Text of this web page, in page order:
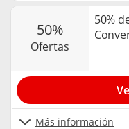
50%
ofertas
50%
Más información